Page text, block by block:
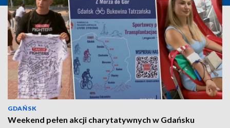
GDAŃSK
Weekend pełen akcji charytatywnych w Gdańsku